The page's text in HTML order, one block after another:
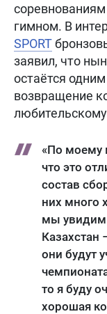
гимном. В
SPORT
заявил, что
остаётся
возвращение
«По моему
что это
состав
них много
мы увидим
Казахстан
они будут
то я буду
хорошая